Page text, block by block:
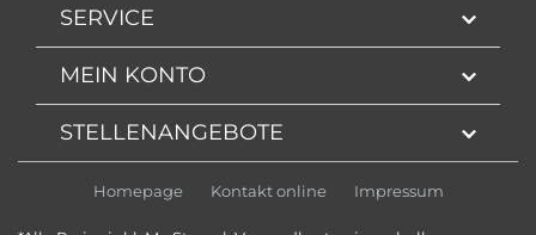
SERVICE
MEIN KONTO
STELLENANGEBOTE
Homepage Kontakt online Impressum